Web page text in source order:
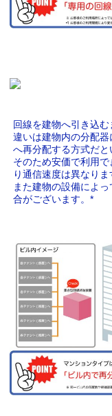
回線を建物へ引き込む
違いは建物内の分配
へ再分配する方式だと
そのため安価で利用
り通信速度は異なりま
また建物の設備によ
合がございます。*